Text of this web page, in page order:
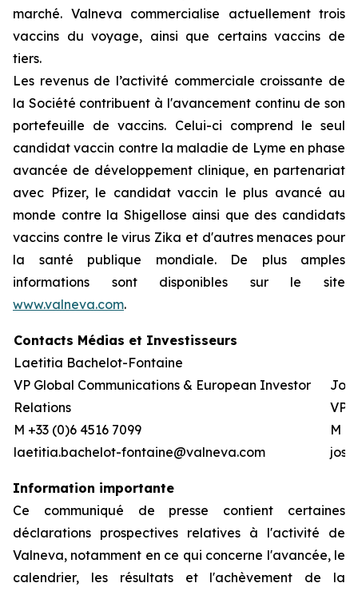
marché. Valneva commercialise actuellement trois
vaccins du voyage, ainsi que certains vaccins de
tiers.
Les revenus de l’activité commerciale croissante de
la Société contribuent à l'avancement continu de son
portefeuille de vaccins. Celui-ci comprend le seul
candidat vaccin contre la maladie de Lyme en phase
avancée de développement clinique, en partenariat
avec Pfizer, le candidat vaccin le plus avancé au
monde contre la Shigellose ainsi que des candidats
vaccins contre le virus Zika et d'autres menaces pour
la santé publique mondiale. De plus amples
informations sont disponibles sur le site
www.valneva.com.
Contacts Médias et Investisseurs
Laetitia Bachelot-Fontaine
VP Global Communications & European Investor
Relations
M +33 (0)6 4516 7099
laetitia.bachelot-fontaine@valneva.com
VP
M
Information importante
Ce communiqué de presse contient certaines
déclarations prospectives relatives à l'activité de
Valneva, notamment en ce qui concerne l'avancée, le
calendrier, les résultats et l'achèvement de la